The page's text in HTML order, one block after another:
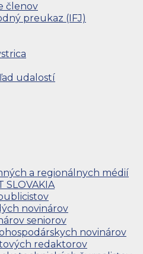
členov
preukaz (IFJ)
udalostí
a regionálnych médií
SLOVAKIA
novinárov
seniorov
novinárov
redaktorov